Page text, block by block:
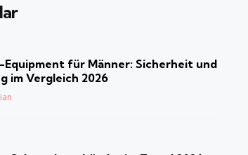
für Männer: Sicherheit und
im Vergleich 2026